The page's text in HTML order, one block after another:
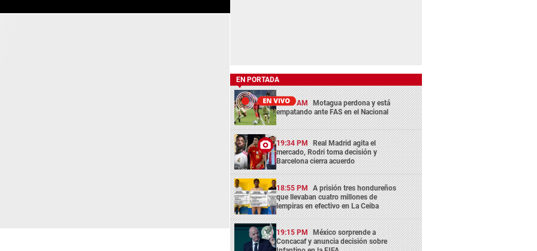
EN PORTADA
11:45 AM Motagua perdona y está
empatando ante FAS en el Nacional
19:34 PM Real Madrid agita el
mercado, Rodri toma decisión y
Barcelona cierra acuerdo
18:55 PM A prisión tres hondureños
que llevaban cuatro millones de
lempiras en efectivo en La Ceiba
19:15 PM México sorprende a
Concacaf y anuncia decisión sobre